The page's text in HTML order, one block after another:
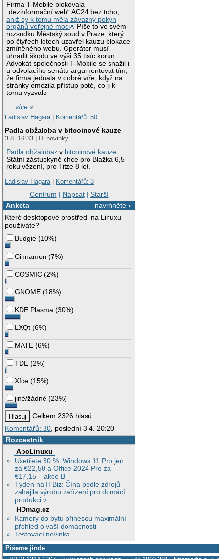
Firma T-Mobile blokovala
„dezinformační web“ AC24 bez toho,
aniž by k tomu měla závazný pokyn
orgánů veřejné moci
. Píše to ve svém
rozsudku Městský soud v Praze, který
po čtyřech letech uzavřel kauzu blokace
zmíněného webu. Operátor musí
uhradit škodu ve výši 35 tisíc korun.
Advokát společnosti T-Mobile se snažil i
u odvolacího senátu argumentovat tím,
že firma jednala v dobré víře, když na
stránky omezila přístup poté, co ji k
tomu vyzvalo
…více »
Ladislav Hagara| Komentářů: 50
Padla obžaloba v bitcoinové kauze
3.8. 16:33 | IT novinky
Padla obžaloba
v bitcoinové kauze.
Státní zástupkyně chce pro Blažka 6,5
roku vězení, pro Titze 8 let.
Ladislav Hagara| Komentářů: 3
Centrum | Napsat| Starší
navrhněte »
Anketa
Které desktopové prostředí na Linuxu
používáte?
Budgie (10%)
Cinnamon (7%)
COSMIC (2%)
GNOME (18%)
KDE Plasma (30%)
LXQt (6%)
MATE (6%)
TDE (2%)
Xfce (15%)
jiné/žádné (23%)
Celkem 2326 hlasů
Komentářů: 30 , poslední 3.4. 20:20
Rozcestník
AbcLinuxu
Ušetřete 30 %: Windows 11 Pro jen
za €22,50 a Office 2024 Pro za
€17,15 – akce B
Týden na ITBiz: Čína podle zdrojů
zahájila výrobu zařízení pro domácí
produkci v
HDmag.cz
Kamery do bytu přinesou maximální
přehled o vaší domácnosti
Testovací novinka
Píšeme jinde